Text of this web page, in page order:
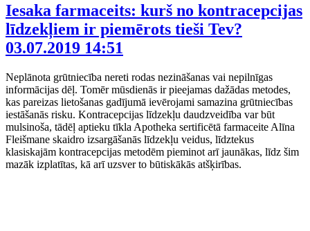
Iesaka farmaceits: kurš no kontracepcijas
līdzekļiem ir piemērots tieši Tev?
03.07.2019 14:51
Neplānota grūtniecība nereti rodas nezināšanas vai nepilnīgas
informācijas dēļ. Tomēr mūsdienās ir pieejamas dažādas metodes,
kas pareizas lietošanas gadījumā ievērojami samazina grūtniecības
iestāšanās risku. Kontracepcijas līdzekļu daudzveidība var būt
mulsinoša, tādēļ aptieku tīkla Apotheka sertificētā farmaceite Alīna
Fleišmane skaidro izsargāšanās līdzekļu veidus, līdztekus
klasiskajām kontracepcijas metodēm pieminot arī jaunākas, līdz šim
mazāk izplatītas, kā arī uzsver to būtiskākās atšķirības.